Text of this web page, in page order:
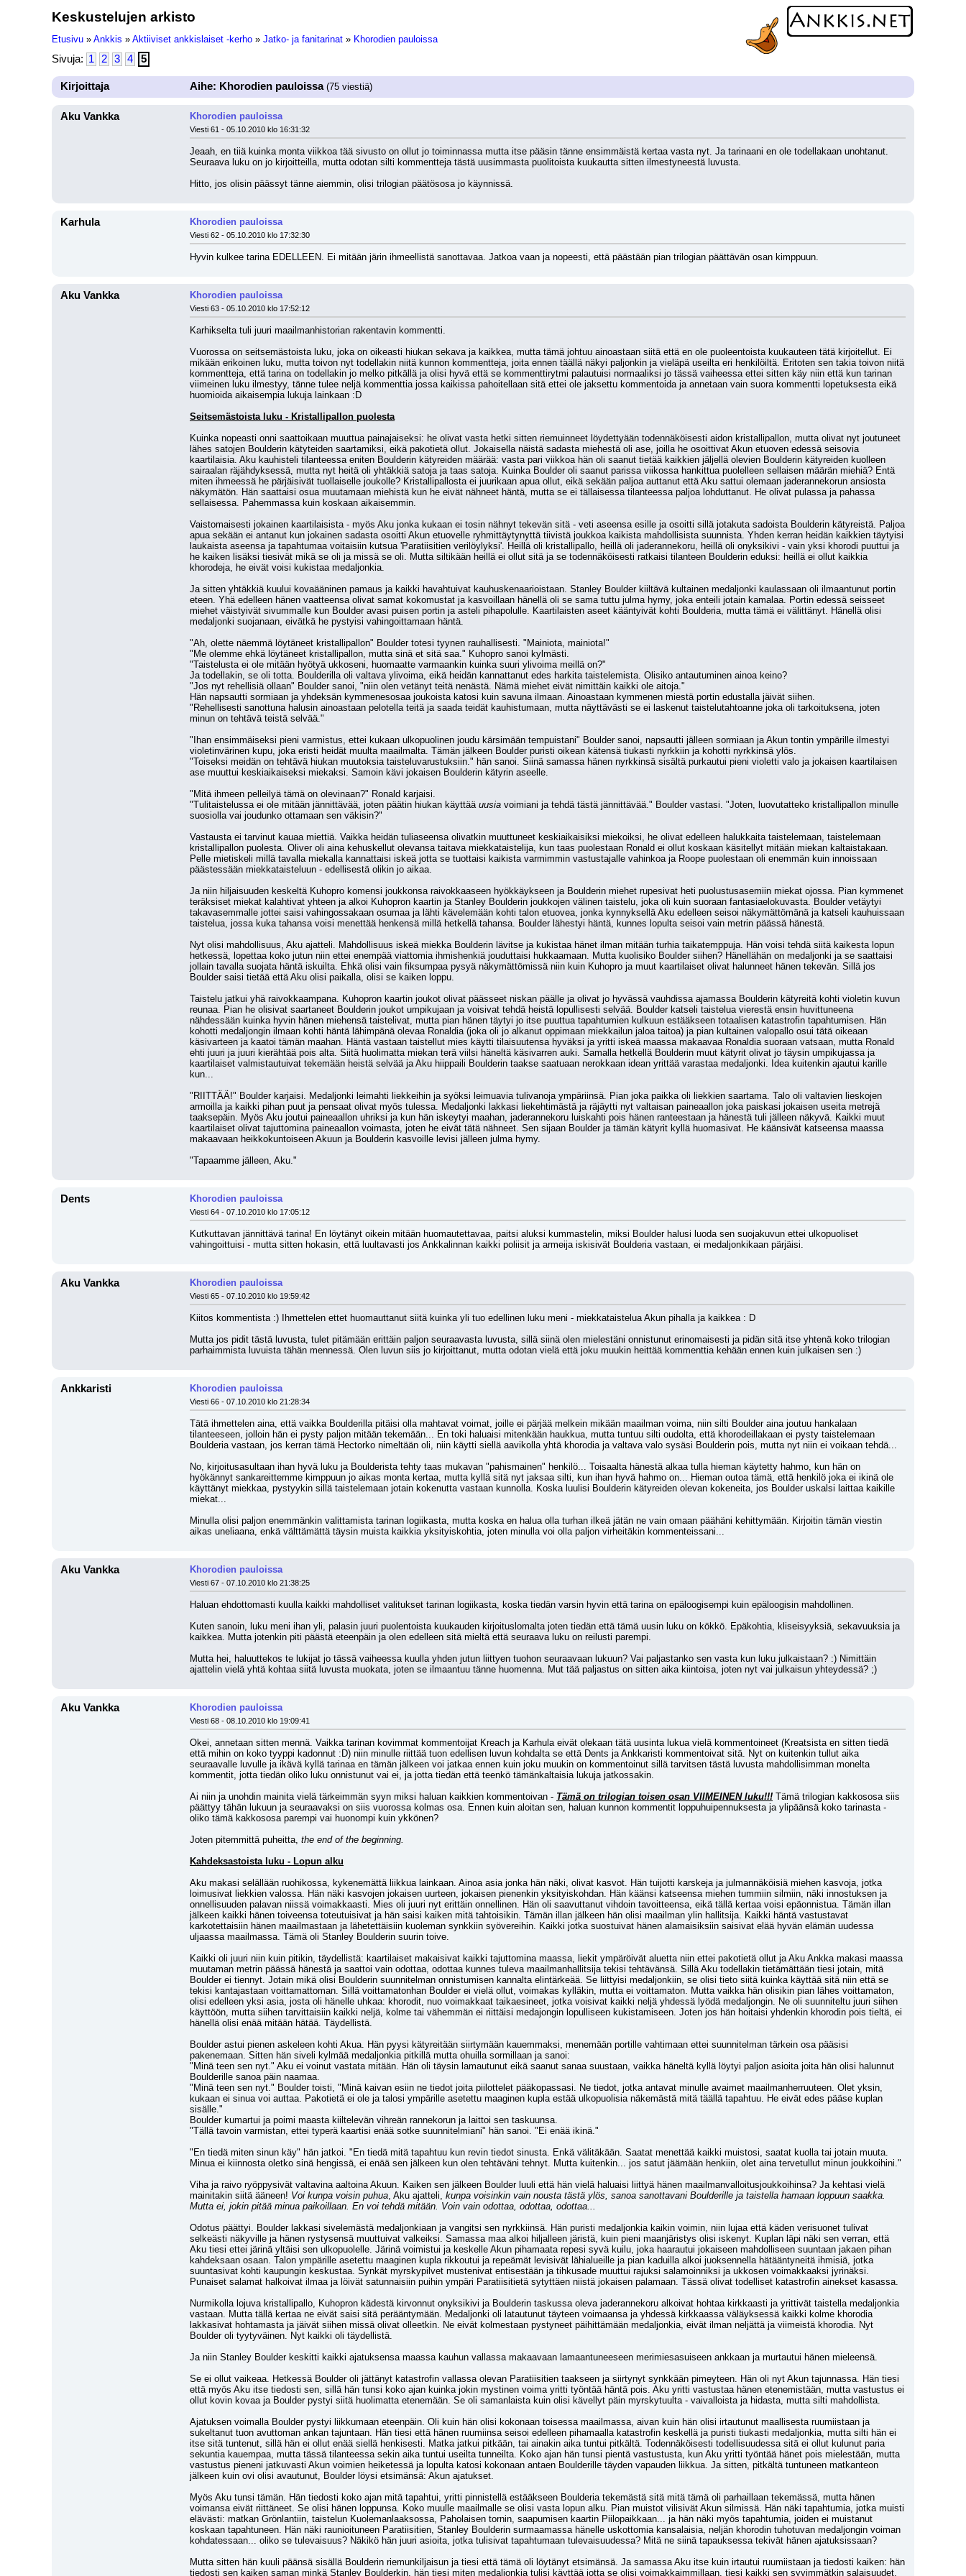
Keskustelujen arkisto
Etusivu » Ankkis » Aktiiviset ankkislaiset -kerho » Jatko- ja fanitarinat » Khorodien pauloissa
Sivuja: 1 2 3 4 5
Kirjoittaja Aihe: Khorodien pauloissa(75 viestiä)
Aku Vankka Khorodien pauloissa
Viesti 61 - 05.10.2010 klo 16:31:32
Jeaah, en tiiä kuinka monta viikkoa tää sivusto on ollut jo toiminnassa mutta itse pääsin tänne ensimmäistä kertaa vasta nyt. Ja tarinaani en ole todellakaan unohtanut.
Seuraava luku on jo kirjoitteilla, mutta odotan silti kommentteja tästä uusimmasta puolitoista kuukautta sitten ilmestyneestä luvusta.
Hitto, jos olisin päässyt tänne aiemmin, olisi trilogian päätösosa jo käynnissä.
Karhula Khorodien pauloissa
Viesti 62 - 05.10.2010 klo 17:32:30
Hyvin kulkee tarina EDELLEEN. Ei mitään järin ihmeellistä sanottavaa. Jatkoa vaan ja nopeesti, että päästään pian trilogian päättävän osan kimppuun.
Aku Vankka Khorodien pauloissa
Viesti 63 - 05.10.2010 klo 17:52:12
Karhikselta tuli juuri maailmanhistorian rakentavin kommentti.
Vuorossa on seitsemästoista luku, joka on oikeasti hiukan sekava ja kaikkea, mutta tämä johtuu ainoastaan siitä että en ole puoleentoista kuukauteen tätä kirjoitellut. Ei
mikään erikoinen luku, mutta toivon nyt todellakin niitä kunnon kommentteja, joita ennen täällä näkyi paljonkin ja vieläpä useilta eri henkilöiltä. Eritoten sen takia toivon niitä
kommentteja, että tarina on todellakin jo melko pitkällä ja olisi hyvä että se kommenttirytmi palautuisi normaaliksi jo tässä vaiheessa ettei sitten käy niin että kun tarinan
viimeinen luku ilmestyy, tänne tulee neljä kommenttia jossa kaikissa pahoitellaan sitä ettei ole jaksettu kommentoida ja annetaan vain suora kommentti lopetuksesta eikä
huomioida aikaisempia lukuja lainkaan :D
Seitsemästoista luku - Kristallipallon puolesta
Kuinka nopeasti onni saattoikaan muuttua painajaiseksi: he olivat vasta hetki sitten riemuinneet löydettyään todennäköisesti aidon kristallipallon, mutta olivat nyt joutuneet
lähes satojen Boulderin kätyteiden saartamiksi, eikä pakotietä ollut. Jokaisella näistä sadasta miehestä oli ase, joilla he osoittivat Akun etuoven edessä seisovia
kaartilaisia. Aku kauhisteli tilanteessa eniten Boulderin kätyreiden määrää: vasta pari viikkoa hän oli saanut tietää kaikkien jäljellä olevien Boulderin kätyreiden kuolleen
sairaalan räjähdyksessä, mutta nyt heitä oli yhtäkkiä satoja ja taas satoja. Kuinka Boulder oli saanut parissa viikossa hankittua puolelleen sellaisen määrän miehiä? Entä
miten ihmeessä he pärjäisivät tuollaiselle joukolle? Kristallipallosta ei juurikaan apua ollut, eikä sekään paljoa auttanut että Aku sattui olemaan jaderannekorun ansiosta
näkymätön. Hän saattaisi osua muutamaan miehistä kun he eivät nähneet häntä, mutta se ei tällaisessa tilanteessa paljoa lohduttanut. He olivat pulassa ja pahassa
sellaisessa. Pahemmassa kuin koskaan aikaisemmin.
Vaistomaisesti jokainen kaartilaisista - myös Aku jonka kukaan ei tosin nähnyt tekevän sitä - veti aseensa esille ja osoitti sillä jotakuta sadoista Boulderin kätyreistä. Paljoa
apua sekään ei antanut kun jokainen sadasta osoitti Akun etuovelle ryhmittäytynyttä tiivistä joukkoa kaikista mahdollisista suunnista. Yhden kerran heidän kaikkien täytyisi
laukaista aseensa ja tapahtumaa voitaisiin kutsua 'Paratiisitien verilöylyksi'. Heillä oli kristallipallo, heillä oli jaderannekoru, heillä oli onyksikivi - vain yksi khorodi puuttui ja
he kaiken lisäksi tiesivät mikä se oli ja missä se oli. Mutta siltikään heillä ei ollut sitä ja se todennäköisesti ratkaisi tilanteen Boulderin eduksi: heillä ei ollut kaikkia
khorodeja, he eivät voisi kukistaa medaljonkia.
Ja sitten yhtäkkiä kuului kovaääninen pamaus ja kaikki havahtuivat kauhuskenaarioistaan. Stanley Boulder kiiltävä kultainen medaljonki kaulassaan oli ilmaantunut portin
eteen. Yhä edelleen hänen vaatteensa olivat samat kokomustat ja kasvoillaan hänellä oli se sama tuttu julma hymy, joka enteili jotain kamalaa. Portin edessä seisseet
miehet väistyivät sivummalle kun Boulder avasi puisen portin ja asteli pihapolulle. Kaartilaisten aseet kääntyivät kohti Boulderia, mutta tämä ei välittänyt. Hänellä olisi
medaljonki suojanaan, eivätkä he pystyisi vahingoittamaan häntä.
"Ah, olette näemmä löytäneet kristallipallon" Boulder totesi tyynen rauhallisesti. "Mainiota, mainiota!"
"Me olemme ehkä löytäneet kristallipallon, mutta sinä et sitä saa." Kuhopro sanoi kylmästi.
"Taistelusta ei ole mitään hyötyä ukkoseni, huomaatte varmaankin kuinka suuri ylivoima meillä on?"
Ja todellakin, se oli totta. Boulderilla oli valtava ylivoima, eikä heidän kannattanut edes harkita taistelemista. Olisiko antautuminen ainoa keino?
"Jos nyt rehellisiä ollaan" Boulder sanoi, "niin olen vetänyt teitä nenästä. Nämä miehet eivät nimittäin kaikki ole aitoja."
Hän napsautti sormiaan ja yhdeksän kymmenesosaa joukoista katosi kuin savuna ilmaan. Ainoastaan kymmenen miestä portin edustalla jäivät siihen.
"Rehellisesti sanottuna halusin ainoastaan pelotella teitä ja saada teidät kauhistumaan, mutta näyttävästi se ei laskenut taistelutahtoanne joka oli tarkoituksena, joten
minun on tehtävä teistä selvää."
"Ihan ensimmäiseksi pieni varmistus, ettei kukaan ulkopuolinen joudu kärsimään tempuistani" Boulder sanoi, napsautti jälleen sormiaan ja Akun tontin ympärille ilmestyi
violetinvärinen kupu, joka eristi heidät muulta maailmalta. Tämän jälkeen Boulder puristi oikean kätensä tiukasti nyrkkiin ja kohotti nyrkkinsä ylös.
"Toiseksi meidän on tehtävä hiukan muutoksia taisteluvarustuksiin." hän sanoi. Siinä samassa hänen nyrkkinsä sisältä purkautui pieni violetti valo ja jokaisen kaartilaisen
ase muuttui keskiaikaiseksi miekaksi. Samoin kävi jokaisen Boulderin kätyrin aseelle.
"Mitä ihmeen pelleilyä tämä on olevinaan?" Ronald karjaisi.
"Tulitaistelussa ei ole mitään jännittävää, joten päätin hiukan käyttää uusia voimiani ja tehdä tästä jännittävää." Boulder vastasi. "Joten, luovutatteko kristallipallon minulle
suosiolla vai joudunko ottamaan sen väkisin?"
Vastausta ei tarvinut kauaa miettiä. Vaikka heidän tuliaseensa olivatkin muuttuneet keskiaikaisiksi miekoiksi, he olivat edelleen halukkaita taistelemaan, taistelemaan
kristallipallon puolesta. Oliver oli aina kehuskellut olevansa taitava miekkataistelija, kun taas puolestaan Ronald ei ollut koskaan käsitellyt mitään miekan kaltaistakaan.
Pelle mietiskeli millä tavalla miekalla kannattaisi iskeä jotta se tuottaisi kaikista varmimmin vastustajalle vahinkoa ja Roope puolestaan oli enemmän kuin innoissaan
päästessään miekkataisteluun - edellisestä olikin jo aikaa.
Ja niin hiljaisuuden keskeltä Kuhopro komensi joukkonsa raivokkaaseen hyökkäykseen ja Boulderin miehet rupesivat heti puolustusasemiin miekat ojossa. Pian kymmenet
teräksiset miekat kalahtivat yhteen ja alkoi Kuhopron kaartin ja Stanley Boulderin joukkojen välinen taistelu, joka oli kuin suoraan fantasiaelokuvasta. Boulder vetäytyi
takavasemmalle jottei saisi vahingossakaan osumaa ja lähti kävelemään kohti talon etuovea, jonka kynnyksellä Aku edelleen seisoi näkymättömänä ja katseli kauhuissaan
taistelua, jossa kuka tahansa voisi menettää henkensä millä hetkellä tahansa. Boulder lähestyi häntä, kunnes lopulta seisoi vain metrin päässä hänestä.
Nyt olisi mahdollisuus, Aku ajatteli. Mahdollisuus iskeä miekka Boulderin lävitse ja kukistaa hänet ilman mitään turhia taikatemppuja. Hän voisi tehdä siitä kaikesta lopun
hetkessä, lopettaa koko jutun niin ettei enempää viattomia ihmishenkiä jouduttaisi hukkaamaan. Mutta kuolisiko Boulder siihen? Hänellähän on medaljonki ja se saattaisi
jollain tavalla suojata häntä iskuilta. Ehkä olisi vain fiksumpaa pysyä näkymättömissä niin kuin Kuhopro ja muut kaartilaiset olivat halunneet hänen tekevän. Sillä jos
Boulder saisi tietää että Aku olisi paikalla, olisi se kaiken loppu.
Taistelu jatkui yhä raivokkaampana. Kuhopron kaartin joukot olivat päässeet niskan päälle ja olivat jo hyvässä vauhdissa ajamassa Boulderin kätyreitä kohti violetin kuvun
reunaa. Pian he olisivat saartaneet Boulderin joukot umpikujaan ja voisivat tehdä heistä lopullisesti selvää. Boulder katseli taistelua vierestä ensin huvittuneena
nähdessään kuinka hyvin hänen miehensä taistelivat, mutta pian hänen täytyi jo itse puuttua tapahtumien kulkuun estääkseen totaalisen katastrofin tapahtumisen. Hän
kohotti medaljongin ilmaan kohti häntä lähimpänä olevaa Ronaldia (joka oli jo alkanut oppimaan miekkailun jaloa taitoa) ja pian kultainen valopallo osui tätä oikeaan
käsivarteen ja kaatoi tämän maahan. Häntä vastaan taistellut mies käytti tilaisuutensa hyväksi ja yritti iskeä maassa makaavaa Ronaldia suoraan vatsaan, mutta Ronald
ehti juuri ja juuri kierähtää pois alta. Siitä huolimatta miekan terä viilsi häneltä käsivarren auki. Samalla hetkellä Boulderin muut kätyrit olivat jo täysin umpikujassa ja
kaartilaiset valmistautuivat tekemään heistä selvää ja Aku hiippaili Boulderin taakse saatuaan nerokkaan idean yrittää varastaa medaljonki. Idea kuitenkin ajautui karille
kun...
"RIITTÄÄ!" Boulder karjaisi. Medaljonki leimahti liekkeihin ja syöksi leimuavia tulivanoja ympäriinsä. Pian joka paikka oli liekkien saartama. Talo oli valtavien lieskojen
armoilla ja kaikki pihan puut ja pensaat olivat myös tulessa. Medaljonki lakkasi liekehtimästä ja räjäytti nyt valtaisan paineaallon joka paiskasi jokaisen useita metrejä
taaksepäin. Myös Aku joutui paineaallon uhriksi ja kun hän iskeytyi maahan, jaderannekoru luiskahti pois hänen ranteestaan ja hänestä tuli jälleen näkyvä. Kaikki muut
kaartilaiset olivat tajuttomina paineaallon voimasta, joten he eivät tätä nähneet. Sen sijaan Boulder ja tämän kätyrit kyllä huomasivat. He käänsivät katseensa maassa
makaavaan heikkokuntoiseen Akuun ja Boulderin kasvoille levisi jälleen julma hymy.
"Tapaamme jälleen, Aku."
Dents Khorodien pauloissa
Viesti 64 - 07.10.2010 klo 17:05:12
Kutkuttavan jännittävä tarina! En löytänyt oikein mitään huomautettavaa, paitsi aluksi kummastelin, miksi Boulder halusi luoda sen suojakuvun ettei ulkopuoliset
vahingoittuisi - mutta sitten hokasin, että luultavasti jos Ankkalinnan kaikki poliisit ja armeija iskisivät Boulderia vastaan, ei medaljonkikaan pärjäisi.
Aku Vankka Khorodien pauloissa
Viesti 65 - 07.10.2010 klo 19:59:42
Kiitos kommentista :) Ihmettelen ettet huomauttanut siitä kuinka yli tuo edellinen luku meni - miekkataistelua Akun pihalla ja kaikkea : D
Mutta jos pidit tästä luvusta, tulet pitämään erittäin paljon seuraavasta luvusta, sillä siinä olen mielestäni onnistunut erinomaisesti ja pidän sitä itse yhtenä koko trilogian
parhaimmista luvuista tähän mennessä. Olen luvun siis jo kirjoittanut, mutta odotan vielä että joku muukin heittää kommenttia kehään ennen kuin julkaisen sen :)
Ankkaristi Khorodien pauloissa
Viesti 66 - 07.10.2010 klo 21:28:34
Tätä ihmettelen aina, että vaikka Boulderilla pitäisi olla mahtavat voimat, joille ei pärjää melkein mikään maailman voima, niin silti Boulder aina joutuu hankalaan
tilanteeseen, jolloin hän ei pysty paljon mitään tekemään... En toki haluaisi mitenkään haukkua, mutta tuntuu silti oudolta, että khorodeillakaan ei pysty taistelemaan
Boulderia vastaan, jos kerran tämä Hectorko nimeltään oli, niin käytti siellä aavikolla yhtä khorodia ja valtava valo sysäsi Boulderin pois, mutta nyt niin ei voikaan tehdä...
No, kirjoitusasultaan ihan hyvä luku ja Boulderista tehty taas mukavan "pahismainen" henkilö... Toisaalta hänestä alkaa tulla hieman käytetty hahmo, kun hän on
hyökännyt sankareittemme kimppuun jo aikas monta kertaa, mutta kyllä sitä nyt jaksaa silti, kun ihan hyvä hahmo on... Hieman outoa tämä, että henkilö joka ei ikinä ole
käyttänyt miekkaa, pystyykin sillä taistelemaan jotain kokenutta vastaan kunnolla. Koska luulisi Boulderin kätyreiden olevan kokeneita, jos Boulder uskalsi laittaa kaikille
miekat...
Minulla olisi paljon enemmänkin valittamista tarinan logiikasta, mutta koska en halua olla turhan ilkeä jätän ne vain omaan päähäni kehittymään. Kirjoitin tämän viestin
aikas uneliaana, enkä välttämättä täysin muista kaikkia yksityiskohtia, joten minulla voi olla paljon virheitäkin kommenteissani...
Aku Vankka Khorodien pauloissa
Viesti 67 - 07.10.2010 klo 21:38:25
Haluan ehdottomasti kuulla kaikki mahdolliset valitukset tarinan logiikasta, koska tiedän varsin hyvin että tarina on epäloogisempi kuin epäloogisin mahdollinen.
Kuten sanoin, luku meni ihan yli, palasin juuri puolentoista kuukauden kirjoituslomalta joten tiedän että tämä uusin luku on kökkö. Epäkohtia, kliseisyyksiä, sekavuuksia ja
kaikkea. Mutta jotenkin piti päästä eteenpäin ja olen edelleen sitä mieltä että seuraava luku on reilusti parempi.
Mutta hei, haluuttekos te lukijat jo tässä vaiheessa kuulla yhden jutun liittyen tuohon seuraavaan lukuun? Vai paljastanko sen vasta kun luku julkaistaan? :) Nimittäin
ajattelin vielä yhtä kohtaa siitä luvusta muokata, joten se ilmaantuu tänne huomenna. Mut tää paljastus on sitten aika kiintoisa, joten nyt vai julkaisun yhteydessä? ;)
Aku Vankka Khorodien pauloissa
Viesti 68 - 08.10.2010 klo 19:09:41
Okei, annetaan sitten mennä. Vaikka tarinan kovimmat kommentoijat Kreach ja Karhula eivät olekaan tätä uusinta lukua vielä kommentoineet (Kreatsista en sitten tiedä
että mihin on koko tyyppi kadonnut :D) niin minulle riittää tuon edellisen luvun kohdalta se että Dents ja Ankkaristi kommentoivat sitä. Nyt on kuitenkin tullut aika
seuraavalle luvulle ja ikävä kyllä tarinaa en tämän jälkeen voi jatkaa ennen kuin joku muukin on kommentoinut sillä tarvitsen tästä luvusta mahdollisimman monelta
kommentit, jotta tiedän oliko luku onnistunut vai ei, ja jotta tiedän että teenkö tämänkaltaisia lukuja jatkossakin.
Ai niin ja unohdin mainita vielä tärkeimmän syyn miksi haluan kaikkien kommentoivan - Tämä on trilogian toisen osan VIIMEINEN luku!!! Tämä trilogian kakkososa siis
päättyy tähän lukuun ja seuraavaksi on siis vuorossa kolmas osa. Ennen kuin aloitan sen, haluan kunnon kommentit loppuhuipennuksesta ja ylipäänsä koko tarinasta -
oliko tämä kakkososa parempi vai huonompi kuin ykkönen?
Joten pitemmittä puheitta, the end of the beginning.
Kahdeksastoista luku - Lopun alku
Aku makasi selällään ruohikossa, kykenemättä liikkua lainkaan. Ainoa asia jonka hän näki, olivat kasvot. Hän tuijotti karskeja ja julmannäköisiä miehen kasvoja, jotka
loimusivat liekkien valossa. Hän näki kasvojen jokaisen uurteen, jokaisen pienenkin yksityiskohdan. Hän käänsi katseensa miehen tummiin silmiin, näki innostuksen ja
onnellisuuden palavan niissä voimakkaasti. Mies oli juuri nyt erittäin onnellinen. Hän oli saavuttanut vihdoin tavoitteensa, eikä tällä kertaa voisi epäonnistua. Tämän illan
jälkeen kaikki hänen toiveensa toteutuisivat ja hän saisi kaiken mitä tahtoisikin. Tämän illan jälkeen hän olisi maailman ylin hallitsija. Kaikki häntä vastustavat
karkotettaisiin hänen maailmastaan ja lähetettäisiin kuoleman synkkiin syövereihin. Kaikki jotka suostuivat hänen alamaisiksiin saisivat elää hyvän elämän uudessa
uljaassa maailmassa. Tämä oli Stanley Boulderin suurin toive.
Kaikki oli juuri niin kuin pitikin, täydellistä: kaartilaiset makaisivat kaikki tajuttomina maassa, liekit ympäröivät aluetta niin ettei pakotietä ollut ja Aku Ankka makasi maassa
muutaman metrin päässä hänestä ja saattoi vain odottaa, odottaa kunnes tuleva maailmanhallitsija tekisi tehtävänsä. Sillä Aku todellakin tietämättään tiesi jotain, mitä
Boulder ei tiennyt. Jotain mikä olisi Boulderin suunnitelman onnistumisen kannalta elintärkeää. Se liittyisi medaljonkiin, se olisi tieto siitä kuinka käyttää sitä niin että se
tekisi kantajastaan voittamattoman. Sillä voittamatonhan Boulder ei vielä ollut, voimakas kylläkin, mutta ei voittamaton. Mutta vaikka hän olisikin pian lähes voittamaton,
olisi edelleen yksi asia, josta oli hänelle uhkaa: khorodit, nuo voimakkaat taikaesineet, jotka voisivat kaikki neljä yhdessä lyödä medaljongin. Ne oli suunniteltu juuri siihen
käyttöön, mutta siihen tarvittaisiin kaikki neljä, kolme tai vähemmän ei riittäisi medajongin lopulliseen kukistamiseen. Joten jos hän hoitaisi yhdenkin khorodin pois tieltä, ei
hänellä olisi enää mitään hätää. Täydellistä.
Boulder astui pienen askeleen kohti Akua. Hän pyysi kätyreitään siirtymään kauemmaksi, menemään portille vahtimaan ettei suunnitelman tärkein osa pääsisi
pakenemaan. Sitten hän siveli kylmää medaljonkia pitkillä mutta ohuilla sormillaan ja sanoi:
"Minä teen sen nyt." Aku ei voinut vastata mitään. Hän oli täysin lamautunut eikä saanut sanaa suustaan, vaikka häneltä kyllä löytyi paljon asioita joita hän olisi halunnut
Boulderille sanoa päin naamaa.
"Minä teen sen nyt." Boulder toisti, "Minä kaivan esiin ne tiedot joita piilottelet pääkopassasi. Ne tiedot, jotka antavat minulle avaimet maailmanherruuteen. Olet yksin,
kukaan ei sinua voi auttaa. Pakotietä ei ole ja talosi ympärille asetettu maaginen kupla estää ulkopuolisia näkemästä mitä täällä tapahtuu. He eivät edes pääse kuplan
sisälle."
Boulder kumartui ja poimi maasta kiiltelevän vihreän rannekorun ja laittoi sen taskuunsa.
"Tällä tavoin varmistan, ettei typerä kaartisi enää sotke suunnitelmiani" hän sanoi. "Ei enää ikinä."
"En tiedä miten sinun käy" hän jatkoi. "En tiedä mitä tapahtuu kun revin tiedot sinusta. Enkä välitäkään. Saatat menettää kaikki muistosi, saatat kuolla tai jotain muuta.
Minua ei kiinnosta oletko sinä hengissä, ei enää sen jälkeen kun olen tehtäväni tehnyt. Mutta kuitenkin... jos satut jäämään henkiin, olet aina tervetullut minun joukkoihini."
Viha ja raivo ryöppysivät valtavina aaltoina Akuun. Kaiken sen jälkeen Boulder luuli että hän vielä haluaisi liittyä hänen maailmanvalloitusjoukkoihinsa? Ja kehtasi vielä
mainitakin siitä ääneen! Voi kunpa voisin puhua, Aku ajatteli, kunpa voisinkin vain nousta tästä ylös, sanoa sanottavani Boulderille ja taistella hamaan loppuun saakka.
Mutta ei, jokin pitää minua paikoillaan. En voi tehdä mitään. Voin vain odottaa, odottaa, odottaa...
Odotus päättyi. Boulder lakkasi sivelemästä medaljonkiaan ja vangitsi sen nyrkkiinsä. Hän puristi medaljonkia kaikin voimin, niin lujaa että käden verisuonet tulivat
selkeästi näkyville ja hänen rystysensä muuttuivat valkeiksi. Samassa maa alkoi hiljalleen järistä, kuin pieni maanjäristys olisi iskenyt. Kuplan läpi näki sen verran, että
Aku tiesi ettei järinä yltäisi sen ulkopuolelle. Järinä voimistui ja keskelle Akun pihamaata repesi syvä kuilu, joka haarautui jokaiseen mahdolliseen suuntaan jakaen pihan
kahdeksaan osaan. Talon ympärille asetettu maaginen kupla rikkoutui ja repeämät levisivät lähialueille ja pian kaduilla alkoi juoksennella hätääntyneitä ihmisiä, jotka
suuntasivat kohti kaupungin keskustaa. Synkät myrskypilvet mustenivat entisestään ja tihkusade muuttui rajuksi salamoinniksi ja ukkosen voimakkaaksi jyrinäksi.
Punaiset salamat halkoivat ilmaa ja löivät satunnaisiin puihin ympäri Paratiisitietä sytyttäen niistä jokaisen palamaan. Tässä olivat todelliset katastrofin ainekset kasassa.
Nurmikolla lojuva kristallipallo, Kuhopron kädestä kirvonnut onyksikivi ja Boulderin taskussa oleva jaderannekoru alkoivat hohtaa kirkkaasti ja yrittivät taistella medaljonkia
vastaan. Mutta tällä kertaa ne eivät saisi sitä perääntymään. Medaljonki oli latautunut täyteen voimaansa ja yhdessä kirkkaassa väläyksessä kaikki kolme khorodia
lakkasivat hohtamasta ja jäivät siihen missä olivat olleetkin. Ne eivät kolmestaan pystyneet päihittämään medaljonkia, eivät ilman neljättä ja viimeistä khorodia. Nyt
Boulder oli tyytyväinen. Nyt kaikki oli täydellistä.
Ja niin Stanley Boulder keskitti kaikki ajatuksensa maassa kauhun vallassa makaavaan lamaantuneeseen merimiesasuiseen ankkaan ja murtautui hänen mieleensä.
Se ei ollut vaikeaa. Hetkessä Boulder oli jättänyt katastrofin vallassa olevan Paratiisitien taakseen ja siirtynyt synkkään pimeyteen. Hän oli nyt Akun tajunnassa. Hän tiesi
että myös Aku itse tiedosti sen, sillä hän tunsi koko ajan kuinka jokin mystinen voima yritti työntää häntä pois. Aku yritti vastustaa hänen etenemistään, mutta vastustus ei
ollut kovin kovaa ja Boulder pystyi siitä huolimatta etenemään. Se oli samanlaista kuin olisi kävellyt päin myrskytuulta - vaivalloista ja hidasta, mutta silti mahdollista.
Ajatuksen voimalla Boulder pystyi liikkumaan eteenpäin. Oli kuin hän olisi kokonaan toisessa maailmassa, aivan kuin hän olisi irtautunut maallisesta ruumiistaan ja
sukeltanut tuon avuttoman ankan tajuntaan. Hän tiesi että hänen ruumiinsa seisoi edelleen pihamaalla katastrofin keskellä ja puristi tiukasti medaljonkia, mutta silti hän ei
itse sitä tuntenut, sillä hän ei ollut enää siellä henkisesti. Matka jatkui pitkään, tai ainakin aika tuntui pitkältä. Todennäköisesti todellisuudessa sitä ei ollut kulunut paria
sekuntia kauempaa, mutta tässä tilanteessa sekin aika tuntui useilta tunneilta. Koko ajan hän tunsi pientä vastustusta, kun Aku yritti työntää hänet pois mielestään, mutta
vastustus pieneni jatkuvasti Akun voimien heiketessä ja lopulta katosi kokonaan antaen Boulderille täyden vapauden liikkua. Ja sitten, pitkältä tuntuneen matkanteon
jälkeen kuin ovi olisi avautunut, Boulder löysi etsimänsä: Akun ajatukset.
Myös Aku tunsi tämän. Hän tiedosti koko ajan mitä tapahtui, yritti pinnistellä estääkseen Boulderia tekemästä sitä mitä tämä oli parhaillaan tekemässä, mutta hänen
voimansa eivät riittäneet. Se olisi hänen loppunsa. Koko muulle maailmalle se olisi vasta lopun alku. Pian muistot vilisivät Akun silmissä. Hän näki tapahtumia, jotka muisti
elävästi: matkan Grönlantiin, taistelun Kuolemanlaaksossa, Paholaisen tornin, saapumisen kaartin Piilopaikkaan... ja hän näki myös tapahtumia, joiden ei muistanut
koskaan tapahtuneen. Hän näki raunioituneen Paratiisitien, Stanley Boulderin surmaamassa hänelle uskottomia kansalaisia, neljän khorodin tuhotuvan medaljongin voiman
kohdatessaan... oliko se tulevaisuus? Näkikö hän juuri asioita, jotka tulisivat tapahtumaan tulevaisuudessa? Mitä ne siinä tapauksessa tekivät hänen ajatuksissaan?
Mutta sitten hän kuuli päänsä sisällä Boulderin riemunkiljaisun ja tiesi että tämä oli löytänyt etsimänsä. Ja samassa Aku itse kuin irtautui ruumiistaan ja tiedosti kaiken: hän
tiedosti sen kaiken saman minkä Stanley Boulderkin, hän tiesi miten medaljonkia tulisi käyttää jotta se olisi voimakkaimmillaan, tiesi kaikki sen syvimmätkin salaisuudet.